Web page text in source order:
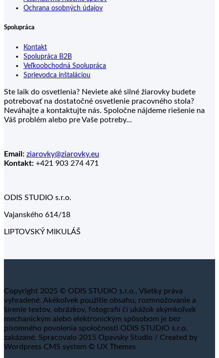
Ochrana osobných údajov
Spolupráca
Kontakt
Spolupráca B2B
Veľkoobchodná Spolupráca
Sprievodca inštaláciou
Ste laik do osvetlenia? Neviete aké silné žiarovky budete
potrebovať na dostatočné osvetlenie pracovného stola?
Neváhajte a kontaktujte nás. Spoločne nájdeme riešenie na
Váš problém alebo pre Vaše potreby...
Email: ziarovky@ziarovky.eu
Kontakt: +421 903 274 471
ODIS STUDIO s.r.o.
Vajanského 614/18
LIPTOVSKÝ MIKULÁŠ
Copyright 2025 © ODIS STUDIO s.r.o., Všetky práva
vyhradené. Akékoľvek použitie obsahu, rozmnožovanie a
šírenie textov, obrázkov, fotografií či ukážok akýmkoľvek
mechanickým alebo elektronickým spôsobom je bez
písomného povolenia spoločnosti ODIS STUDIO s.r.o.
zakázané. Spracovalo 2015 Opavsky Studio / Created by
Wordpress CMS system © UX Themes